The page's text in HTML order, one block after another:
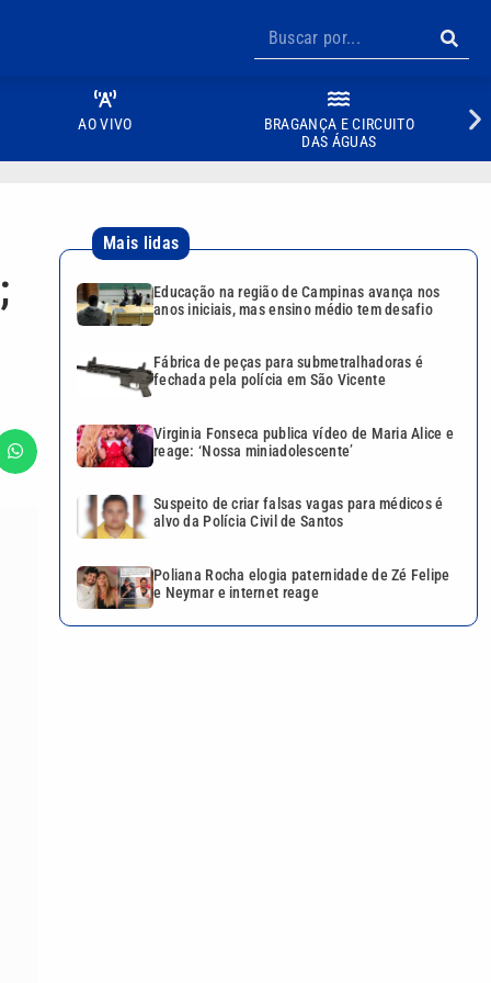
AO VIVO
BRAGANÇA E CIRCUITO
DAS ÁGUAS
Mais lidas
Educação na região de Campinas avança nos
anos iniciais, mas ensino médio tem desafio
Fábrica de peças para submetralhadoras é
fechada pela polícia em São Vicente
Virginia Fonseca publica vídeo de Maria Alice e
reage: ‘Nossa miniadolescente’
Suspeito de criar falsas vagas para médicos é
alvo da Polícia Civil de Santos
Poliana Rocha elogia paternidade de Zé Felipe
e Neymar e internet reage